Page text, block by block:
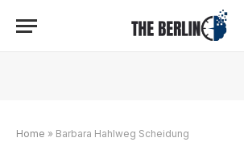
Home » Barbara Hahlweg Scheidung